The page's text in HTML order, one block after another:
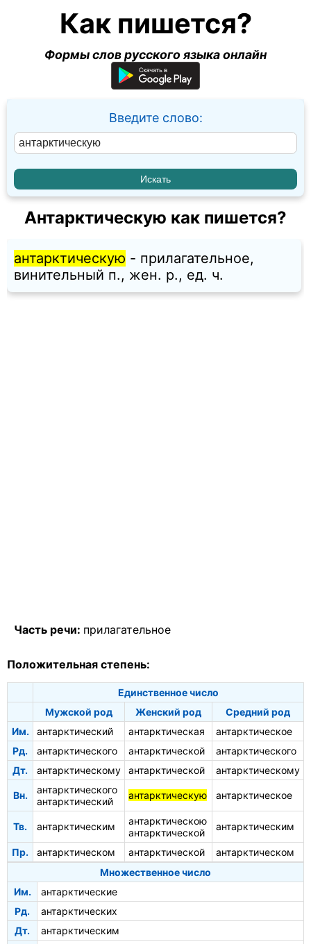
Как пишется?
Формы слов русского языка онлайн
Введите слово:
Антарктическую как пишется?
антарктическую - прилагательное,
винительный п., жен. p., ед. ч.
Часть речи: прилагательное
Положительная степень:
Единственное число
Мужской род
Женский род
Средний род
Им.
антарктический антарктическая
антарктическое
Рд.
антарктического антарктической
антарктического
Дт.
антарктическому антарктической антарктическому
Вн.
антарктического
антарктический
антарктическую антарктическое
Тв. антарктическим
антарктическою
антарктической
антарктическим
Пр. антарктическом антарктической
антарктическом
Множественное число
Им.
антарктические
Рд.
антарктических
Дт.
антарктическим